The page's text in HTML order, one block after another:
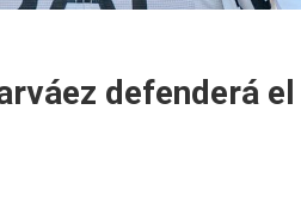
defenderá